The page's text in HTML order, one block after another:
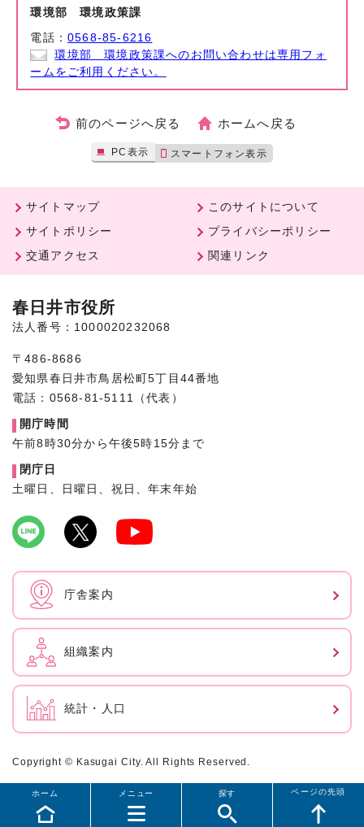
環境部 環境政策課
電話：0568-85-6216
環境部 環境政策課へのお問い合わせは専用フォ
ームをご利用ください。
前のページへ戻る ホームへ戻る
PC表示 スマートフォン表示
メニュー
ホーム 探す ページの先頭
サイトマップ
このサイトについて
サイトポリシー
プライバシーポリシー
交通アクセス
関連リンク
春日井市役所
法人番号：1000020232068
〒486-8686
愛知県春日井市鳥居松町5丁目44番地
電話：0568-81-5111（代表）
開庁時間
午前8時30分から午後5時15分まで
閉庁日
土曜日、日曜日、祝日、年末年始
庁舎案内
組織案内
統計・人口
Copyright © Kasugai City. All Rights Reserved.